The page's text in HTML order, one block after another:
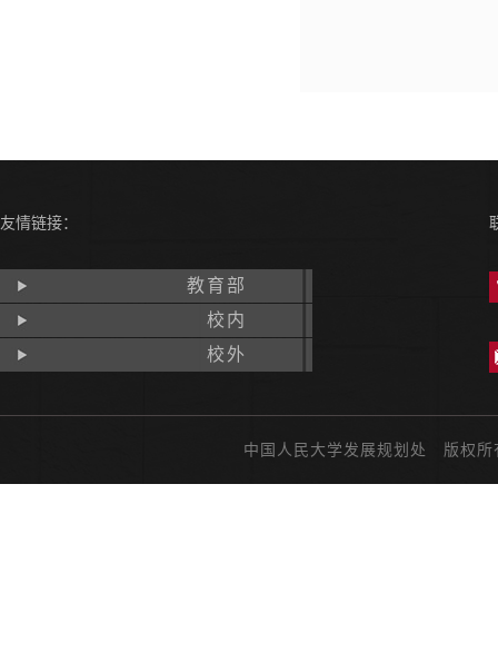
友情链接：
教育部
校内
校外
中国人民大学发展规划处 版